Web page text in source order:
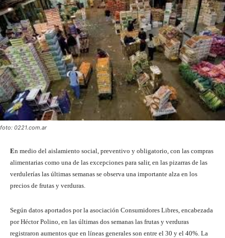
foto: 0221.com.ar
En medio del aislamiento social, preventivo y obligatorio, con las compras
alimentarias como una de las excepciones para salir, en las pizarras de las
verdulerías las últimas semanas se observa una importante alza en los
precios de frutas y verduras.
Según datos aportados por la asociación Consumidores Libres, encabezada
por Héctor Polino, en las últimas dos semanas las frutas y verduras
registraron aumentos que en líneas generales son entre el 30 y el 40%. La